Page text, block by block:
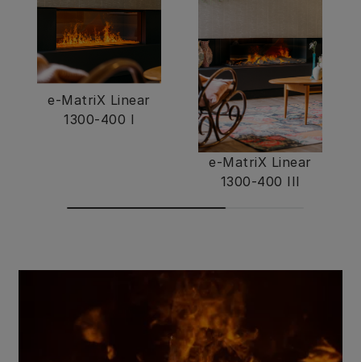
e-MatriX Linear
1300-400 I
e-MatriX Linear
1300-400 III